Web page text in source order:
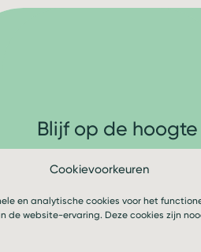
Cookievoorkeuren
en analytische cookies voor het
de website-ervaring. Deze cookies zijn
Blijf op de hoogte
Volg ons